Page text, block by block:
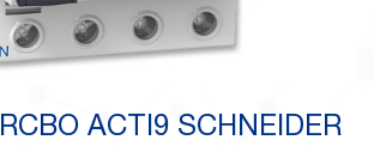
ACTI9 SCHNEIDER